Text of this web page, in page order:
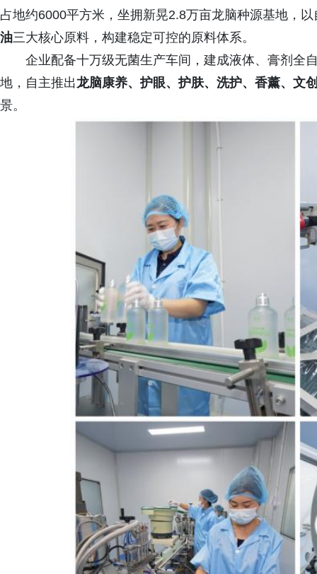
占地约6000平方米，坐拥新晃2.8万亩龙脑种源基地，
油三大核心原料，构建稳定可控的原料体系。
企业配备十万级无菌生产车间，建成液体、膏剂全
地，自主推出龙脑康养、护眼、护肤、洗护、香薰、文
景。